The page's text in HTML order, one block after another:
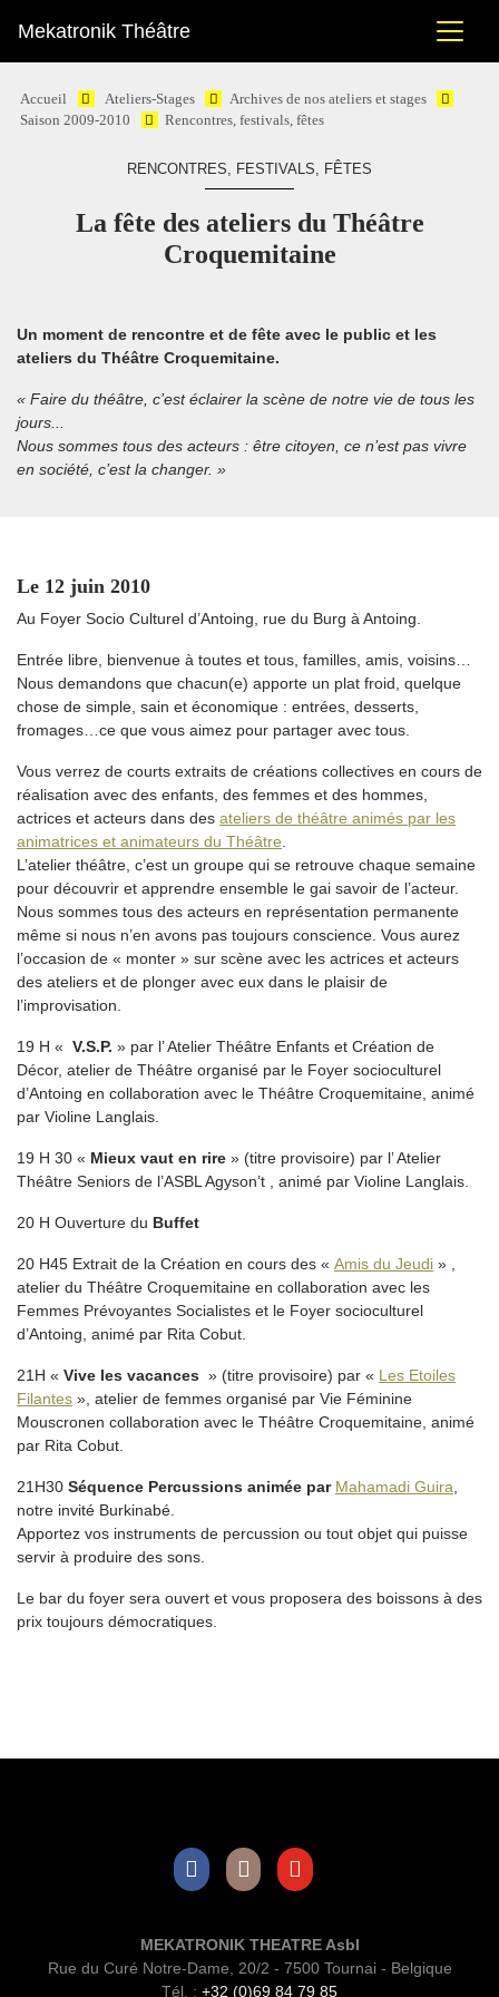
Mekatronik Théâtre
Accueil Ateliers-Stages
Archives de nos ateliers et stages
Saison 2009-2010
Rencontres, festivals, fêtes
RENCONTRES, FESTIVALS, FÊTES
La fête des ateliers du Théâtre
Croquemitaine
Un moment de rencontre et de fête avec le public et les
ateliers du Théâtre Croquemitaine.
« Faire du théâtre, c’est éclairer la scène de notre vie de tous les
jours...
Nous sommes tous des acteurs : être citoyen, ce n’est pas vivre
en société, c’est la changer. »
Le 12 juin 2010
Au Foyer Socio Culturel d’Antoing, rue du Burg à Antoing.
Entrée libre, bienvenue à toutes et tous, familles, amis, voisins…
Nous demandons que chacun(e) apporte un plat froid, quelque
chose de simple, sain et économique : entrées, desserts,
fromages…ce que vous aimez pour partager avec tous.
Vous verrez de courts extraits de créations collectives en cours de
réalisation avec des enfants, des femmes et des hommes,
actrices et acteurs dans des ateliers de théâtre animés par les
animatrices et animateurs du Théâtre
L’atelier théâtre, c’est un groupe qui se retrouve chaque semaine
pour découvrir et apprendre ensemble le gai savoir de l’acteur.
Nous sommes tous des acteurs en représentation permanente
même si nous n’en avons pas toujours conscience. Vous aurez
l’occasion de « monter » sur scène avec les actrices et acteurs
des ateliers et de plonger avec eux dans le plaisir de
l’improvisation.
19 H « V.S.P. » par l’ Atelier Théâtre Enfants et Création de
Décor, atelier de Théâtre organisé par le Foyer socioculturel
d’Antoing en collaboration avec le Théâtre Croquemitaine, animé
par Violine Langlais.
19 H 30 « Mieux vaut en rire » (titre provisoire) par l’ Atelier
Théâtre Seniors de l’ASBL Agyson’t , animé par Violine Langlais.
20 H Ouverture du Buffet
20 H45 Extrait de la Création en cours des « Amis du Jeudi » ,
atelier du Théâtre Croquemitaine en collaboration avec les
Femmes Prévoyantes Socialistes et le Foyer socioculturel
d’Antoing, animé par Rita Cobut.
21H « Vive les vacances » (titre provisoire) par « Les Etoiles
Filantes », atelier de femmes organisé par Vie Féminine
Mouscronen collaboration avec le Théâtre Croquemitaine, animé
par Rita Cobut.
21H30 Séquence Percussions animée par Mahamadi Guira
notre invité Burkinabé.
Apportez vos instruments de percussion ou tout objet qui puisse
servir à produire des sons.
Le bar du foyer sera ouvert et vous proposera des boissons à des
prix toujours démocratiques.
MEKATRONIK THEATRE Asbl
Rue du Curé Notre-Dame, 20/2 - 7500 Tournai - Belgique
Tél. : +32 (0)69 84 79 85